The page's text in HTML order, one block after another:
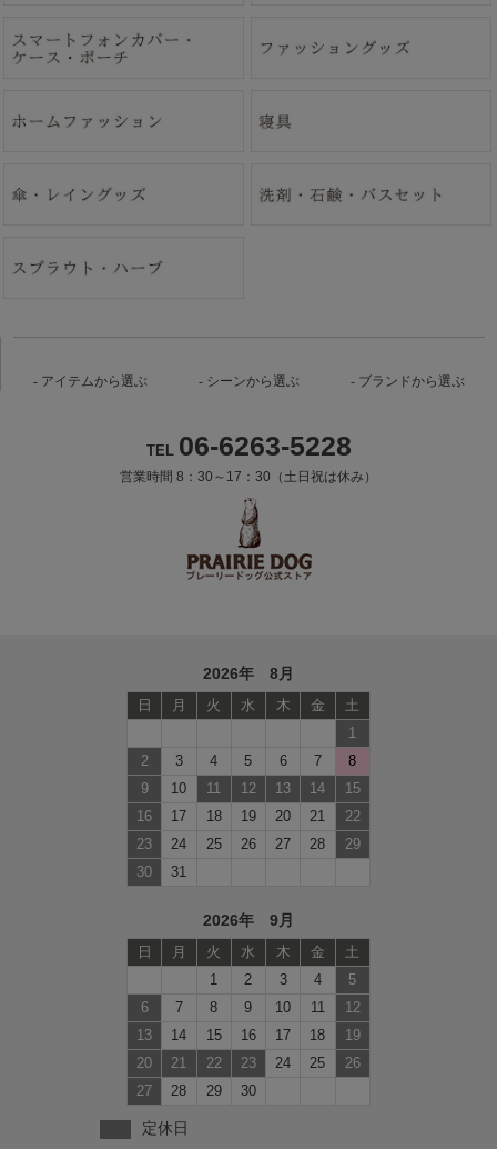
アイテムから選ぶ シーンから選ぶ ブランドから選ぶ
TEL 06-6263-5228
営業時間 8：30～17：30（土日祝は休み）
2026年 8月
日 月 火 水 木 金
土
1
2
3 4 5 6 7
8
9
10 11 12 13 14
15
16
17 18 19 20 21
22
23
24 25 26 27 28
29
30
31
2026年 9月
日 月 火 水 木 金
土
1
2 3 4
5
6
7 8 9 10 11
12
13
14 15 16 17 18
19
20
21 22 23 24 25
26
27
28 29 30
定休日